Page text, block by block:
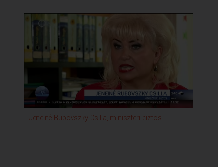
Jeneiné Rubovszky Csilla, miniszteri biztos